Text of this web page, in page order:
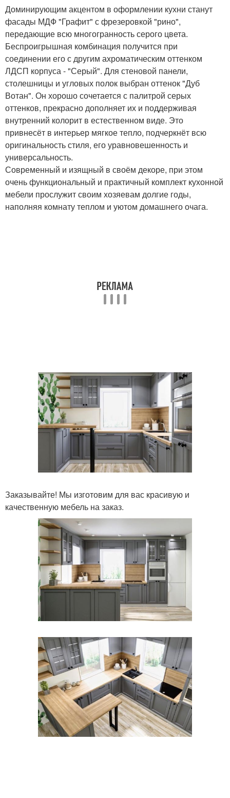
Доминирующим акцентом в оформлении кухни станут
фасады МДФ "Графит" с фрезеровкой "рино",
передающие всю многогранность серого цвета.
Беспроигрышная комбинация получится при
соединении его с другим ахроматическим оттенком
ЛДСП корпуса - "Серый". Для стеновой панели,
столешницы и угловых полок выбран оттенок "Дуб
Вотан". Он хорошо сочетается с палитрой серых
оттенков, прекрасно дополняет их и поддерживая
внутренний колорит в естественном виде. Это
привнесёт в интерьер мягкое тепло, подчеркнёт всю
оригинальность стиля, его уравновешенность и
универсальность.
Современный и изящный в своём декоре, при этом
очень функциональный и практичный комплект кухонной
мебели прослужит своим хозяевам долгие годы,
наполняя комнату теплом и уютом домашнего очага.
Заказывайте! Мы изготовим для вас красивую и
качественную мебель на заказ.